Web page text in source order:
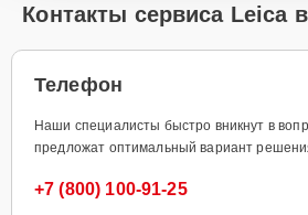
Контакты сервиса Leica
Телефон
Наши специалисты быстро вникнут в
предложат оптимальный вариант
+7 (800) 100-91-25